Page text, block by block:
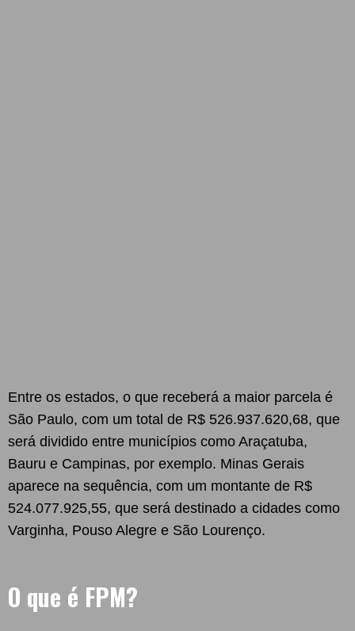
Entre os estados, o que receberá a maior parcela é
São Paulo, com um total de R$ 526.937.620,68, que
será dividido entre municípios como Araçatuba,
Bauru e Campinas, por exemplo. Minas Gerais
aparece na sequência, com um montante de R$
524.077.925,55, que será destinado a cidades como
Varginha, Pouso Alegre e São Lourenço.
O que é FPM?